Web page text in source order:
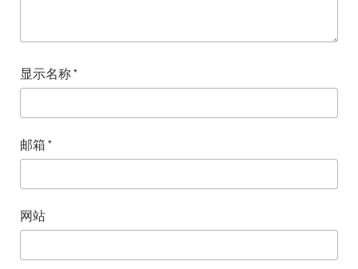
显示名称*
邮箱 *
网站